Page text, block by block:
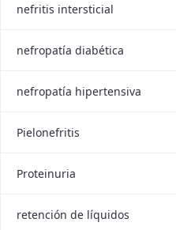
nefritis intersticial
nefropatía diabética
nefropatía hipertensiva
Pielonefritis
Proteinuria
retención de líquidos